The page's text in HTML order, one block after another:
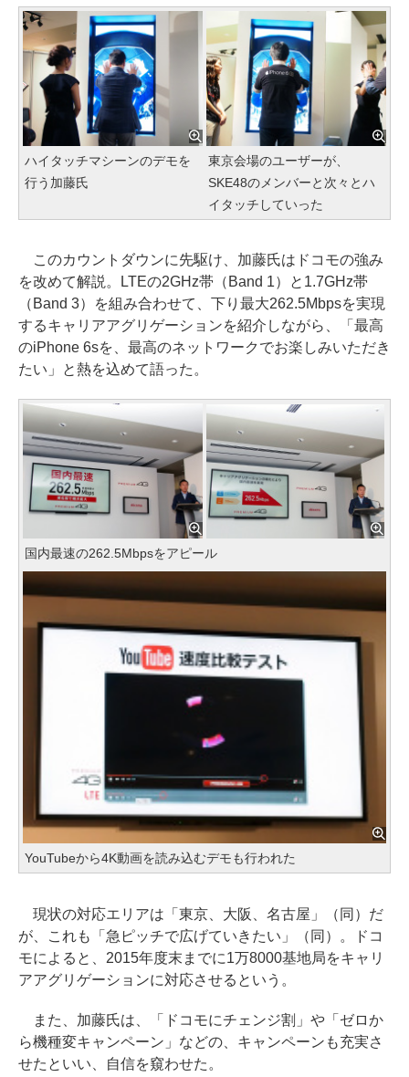
ハイタッチマシーンのデモを
行う加藤氏
東京会場のユーザーが、
SKE48のメンバーと次々とハ
イタッチしていった
このカウントダウンに先駆け、加藤氏はドコモの強み
を改めて解説。LTEの2GHz帯（Band 1）と1.7GHz帯
（Band 3）を組み合わせて、下り最大262.5Mbpsを実現
するキャリアアグリゲーションを紹介しながら、「最高
のiPhone 6sを、最高のネットワークでお楽しみいただき
たい」と熱を込めて語った。
国内最速の262.5Mbpsをアピール
YouTubeから4K動画を読み込むデモも行われた
現状の対応エリアは「東京、大阪、名古屋」（同）だ
が、これも「急ピッチで広げていきたい」（同）。ドコ
モによると、2015年度末までに1万8000基地局をキャリ
アアグリゲーションに対応させるという。
また、加藤氏は、「ドコモにチェンジ割」や「ゼロか
ら機種変キャンペーン」などの、キャンペーンも充実さ
せたといい、自信を窺わせた。